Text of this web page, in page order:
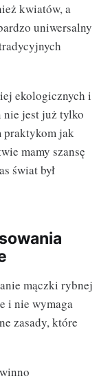
kwiatów, a
uniwersalny
ekologicznych i
nie jest już tylko
praktykom jak
mamy szansę
świat był
mączki rybnej
i nie wymaga
zasady, które